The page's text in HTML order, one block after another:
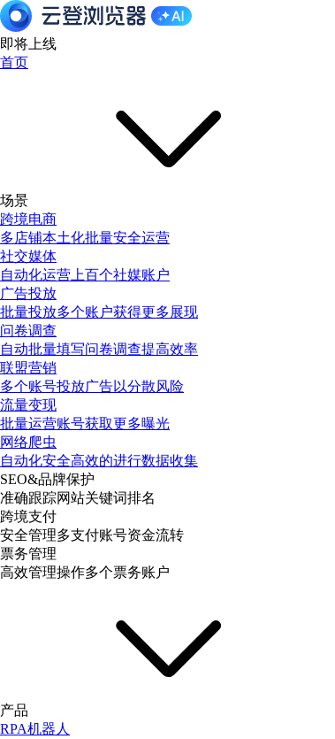
即将上线
首页
场景
跨境电商
多店铺本土化批量安全运营
社交媒体
自动化运营上百个社媒账户
广告投放
批量投放多个账户获得更多展现
问卷调查
自动批量填写问卷调查提高效率
联盟营销
多个账号投放广告以分散风险
流量变现
批量运营账号获取更多曝光
网络爬虫
自动化安全高效的进行数据收集
SEO&品牌保护
准确跟踪网站关键词排名
跨境支付
安全管理多支付账号资金流转
票务管理
高效管理操作多个票务账户
产品
RPA机器人